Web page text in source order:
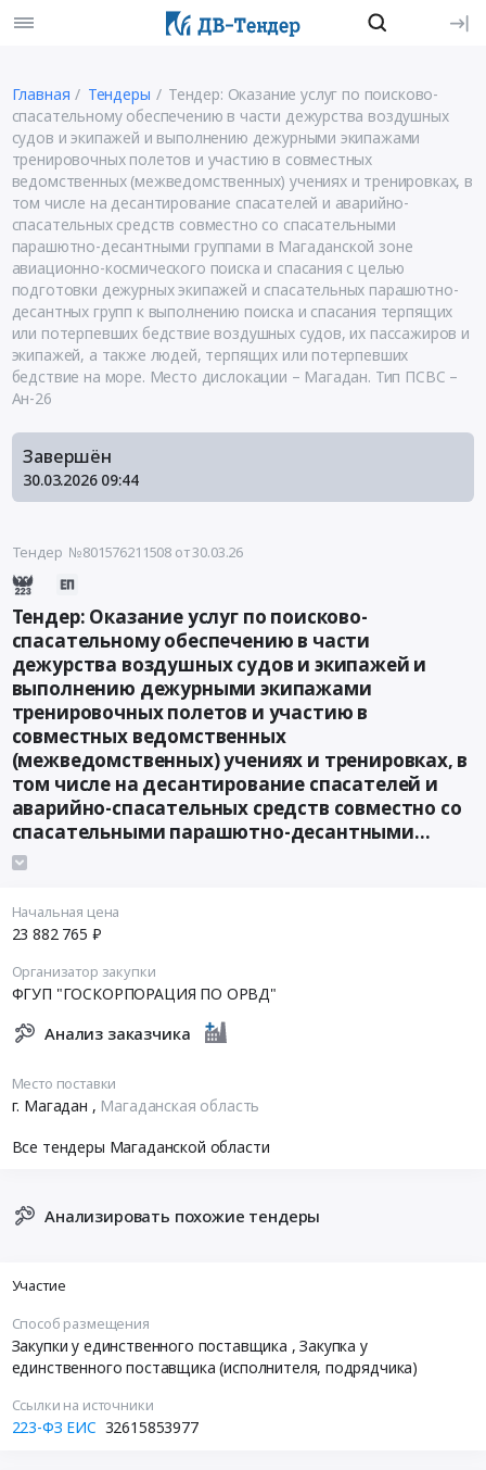
Главная Тендеры
Тендер: Оказание услуг по поисково-
спасательному обеспечению в части дежурства воздушных
судов и экипажей и выполнению дежурными экипажами
тренировочных полетов и участию в совместных
ведомственных (межведомственных) учениях и тренировках, в
том числе на десантирование спасателей и аварийно-
спасательных средств совместно со спасательными
парашютно-десантными группами в Магаданской зоне
авиационно-космического поиска и спасания с целью
подготовки дежурных экипажей и спасательных парашютно-
десантных групп к выполнению поиска и спасания терпящих
или потерпевших бедствие воздушных судов, их пассажиров и
экипажей, а также людей, терпящих или потерпевших
бедствие на море. Место дислокации – Магадан. Тип ПСВС –
Ан-26
Завершён
30.03.2026 09:44
Тендер №801576211508 от 30.03.26
Тендер: Оказание услуг по поисково-
спасательному обеспечению в части
дежурства воздушных судов и экипажей и
выполнению дежурными экипажами
тренировочных полетов и участию в
совместных ведомственных
(межведомственных) учениях и тренировках, в
том числе на десантирование спасателей и
аварийно-спасательных средств совместно со
спасательными парашютно-десантными
группами в Магаданской зоне авиационно-
подготовки дежурных экипажей и
спасательных парашютно-десантных групп к
потерпевших бедствие воздушных судов, их
пассажиров и экипажей, а также людей,
терпящих или потерпевших бедствие на море.
Место дислокации – Магадан. Тип ПСВС – Ан-26
Начальная цена
23 882 765 ₽
Организатор закупки
ФГУП "ГОСКОРПОРАЦИЯ ПО ОРВД"
Анализ заказчика
Место поставки
г. Магадан , Магаданская область
Все тендеры Магаданской области
Анализировать похожие тендеры
Участие
Способ размещения
Закупки у единственного поставщика , Закупка у
единственного поставщика (исполнителя, подрядчика)
Ссылки на источники
223-ФЗ ЕИС 32615853977